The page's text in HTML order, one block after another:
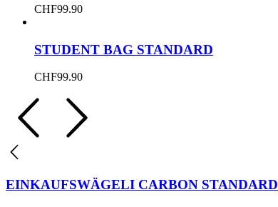
CHF99.90
STUDENT BAG STANDARD
CHF99.90
EINKAUFSWÄGELI CARBON STANDARD